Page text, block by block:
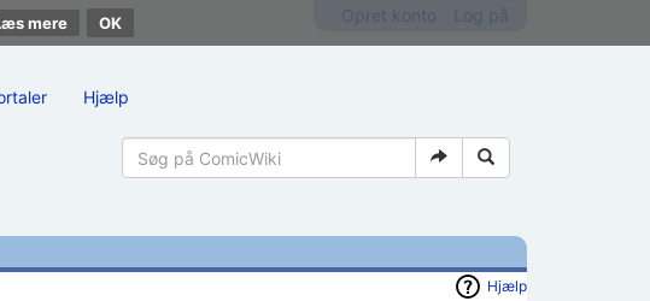
mere
Hjælp
Hjælp